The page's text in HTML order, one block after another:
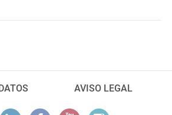
AVISO LEGAL